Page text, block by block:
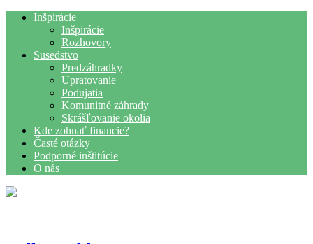
Inšpirácie
Inšpirácie
Rozhovory
Susedstvo
Predzáhradky
Upratovanie
Podujatia
Komunitné záhrady
Skrášľovanie okolia
Kde zohnať financie?
Časté otázky
Podporné inštitúcie
O nás